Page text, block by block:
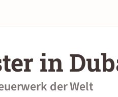
in
der Welt